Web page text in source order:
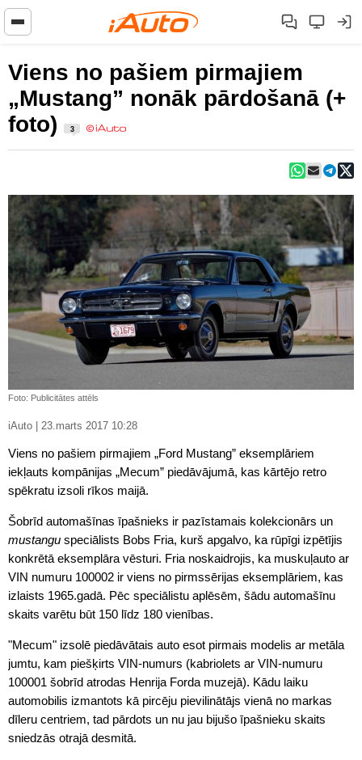
Viens no pašiem pirmajiem
„Mustang” nonāk pārdošanā (+
foto)
3
Foto: Publicitātes attēls
iAuto | 23.marts 2017 10:28
Viens no pašiem pirmajiem „Ford Mustang” eksemplāriem
iekļauts kompānijas „Mecum” piedāvājumā, kas kārtējo retro
spēkratu izsoli rīkos maijā.
Šobrīd automašīnas īpašnieks ir pazīstamais kolekcionārs un
mustangu speciālists Bobs Fria, kurš apgalvo, ka rūpīgi izpētījis
konkrētā eksemplāra vēsturi. Fria noskaidrojis, ka muskuļauto ar
VIN numuru 100002 ir viens no pirmssērijas eksemplāriem, kas
izlaists 1965.gadā. Pēc speciālistu aplēsēm, šādu automašīnu
skaits varētu būt 150 līdz 180 vienības.
"Mecum" izsolē piedāvātais auto esot pirmais modelis ar metāla
jumtu, kam piešķirts VIN-numurs (kabriolets ar VIN-numuru
100001 šobrīd atrodas Henrija Forda muzejā). Kādu laiku
automobilis izmantots kā pircēju pievilinātājs vienā no markas
dīleru centriem, tad pārdots un nu jau bijušo īpašnieku skaits
sniedzās otrajā desmitā.